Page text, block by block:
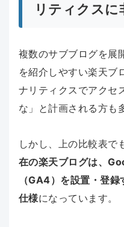
リティクスに
複数のサブブログを展
を紹介しやすい楽天ブ
ナリティクスでアクセ
な」と計画される方も
しかし、上の比較表で
在の楽天ブログは、
（GA4）を設置・登
仕様になっています。